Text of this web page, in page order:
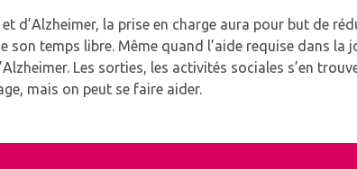
d’Alzheimer, la prise en charge aura pour but de
son temps libre. Même quand l’aide requise dans la
Les sorties, les activités sociales s’en
mais on peut se faire aider.